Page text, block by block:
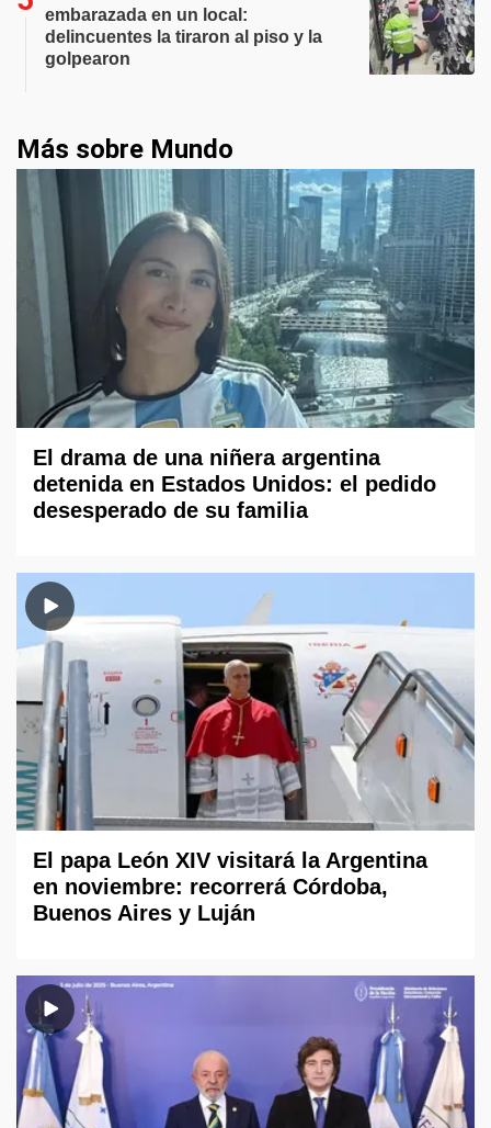
embarazada en un local:
delincuentes la tiraron al piso y la
golpearon
Más sobre Mundo
El drama de una niñera argentina
detenida en Estados Unidos: el pedido
desesperado de su familia
El papa León XIV visitará la Argentina
en noviembre: recorrerá Córdoba,
Buenos Aires y Luján